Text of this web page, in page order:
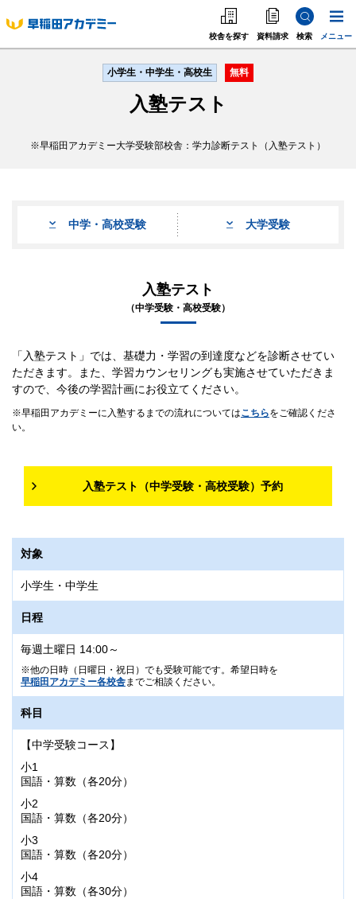
校舎を探す 資料請求 検索 メニュー
中学受験
高校受験
大学受験
海外·帰国·首都圏外
小学生・中学生・高校生
入塾テスト
無料
早稲田アカデミー大学受験部校舎：学力診断テスト（入塾テスト）
中学・高校受験 大学受験
入塾テスト
（中学受験・高校受験）
「入塾テスト」では、基礎力・学習の到達度などを診断させてい
ただきます。また、学習カウンセリングも実施させていただきま
すので、今後の学習計画にお役立てください。
早稲田アカデミーに入塾するまでの流れについてはこちらをご確認くださ
い。
入塾テスト（中学受験・高校受験）予約
対象
小学生・中学生
日程
毎週土曜日 14:00～
他の日時（日曜日・祝日）でも受験可能です。希望日時を
早稲田アカデミー各校舎までご相談ください。
科目
【中学受験コース】
小1
国語・算数（各20分）
小2
国語・算数（各20分）
小3
国語・算数（各20分）
小4
国語・算数（各30分）